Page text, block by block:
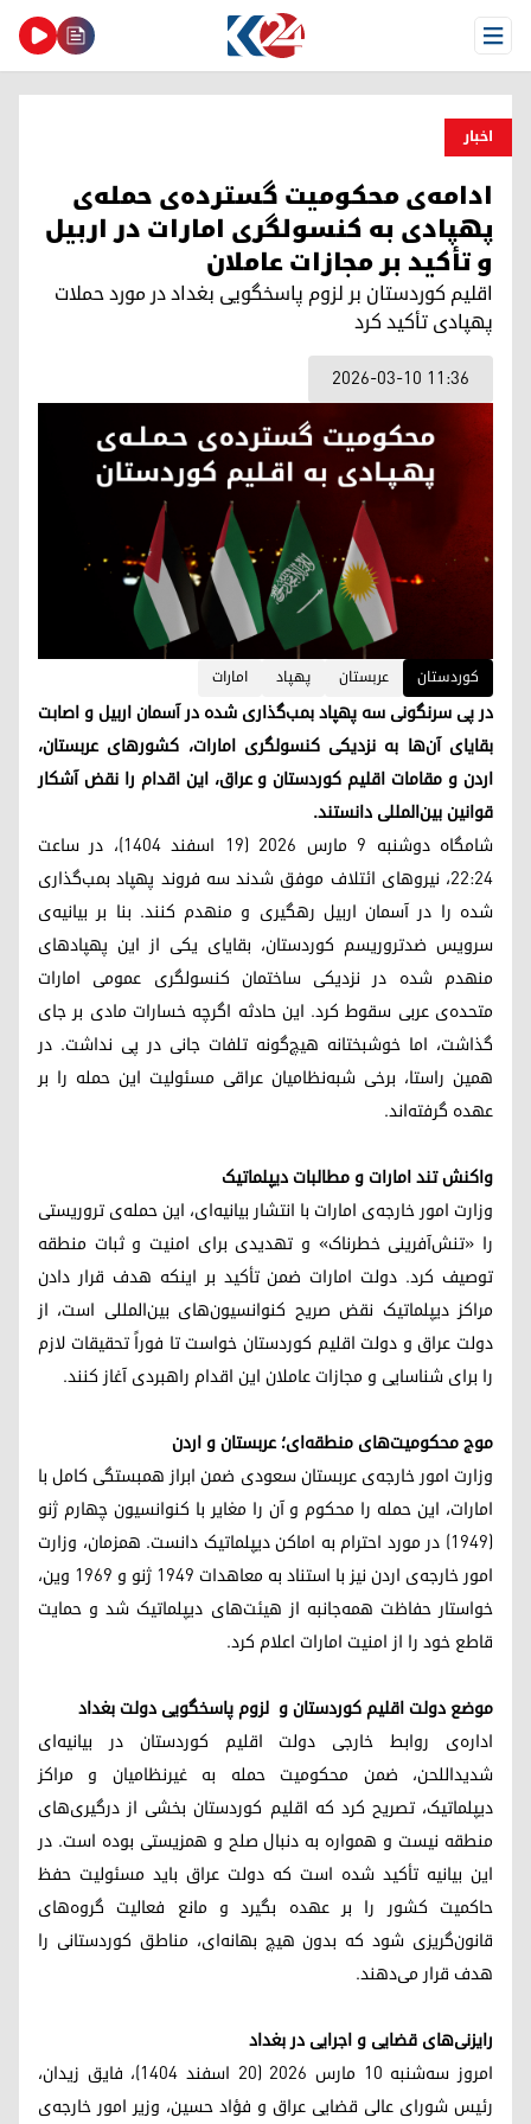
Open Menu
اخبار
ادامه‌ی محکومیت گسترده‌ی حمله‌ی
پهپادی به کنسولگری امارات در اربیل
و تأکید بر مجازات عاملان
اقلیم کوردستان بر لزوم پاسخگویی بغداد در مورد حملات
پهپادی تأکید کرد
2026-03-10 11:36
کوردستان عربستان پهپاد امارات
در پی سرنگونی سه پهپاد بمب‌گذاری شده در آسمان اربیل و اصابت
بقایای آن‌ها به نزدیکی کنسولگری امارات، کشورهای عربستان،
اردن و مقامات اقلیم کوردستان و عراق، این اقدام را نقض آشکار
قوانین بین‌المللی دانستند.
شامگاه دوشنبه ۹ مارس ۲۰۲۶ (۱۹ اسفند ۱۴۰۴)، در ساعت
۲۲:۲۴، نیروهای ائتلاف موفق شدند سه فروند پهپاد بمب‌گذاری
شده را در آسمان اربیل رهگیری و منهدم کنند. بنا بر بیانیه‌ی
سرویس ضدتروریسم کوردستان، بقایای یکی از این پهپادهای
منهدم شده در نزدیکی ساختمان کنسولگری عمومی امارات
متحده‌ی عربی سقوط کرد. این حادثه اگرچه خسارات مادی بر جای
گذاشت، اما خوشبختانه هیچ‌گونه تلفات جانی در پی نداشت. در
همین راستا، برخی شبه‌نظامیان عراقی مسئولیت این حمله را بر
عهده گرفته‌اند.
واکنش تند امارات و مطالبات دیپلماتیک
وزارت امور خارجه‌ی امارات با انتشار بیانیه‌ای، این حمله‌ی تروریستی
را «تنش‌آفرینی خطرناک» و تهدیدی برای امنیت و ثبات منطقه
توصیف کرد. دولت امارات ضمن تأکید بر اینکه هدف قرار دادن
مراکز دیپلماتیک نقض صریح کنوانسیون‌های بین‌المللی است، از
دولت عراق و دولت اقلیم کوردستان خواست تا فوراً تحقیقات لازم
را برای شناسایی و مجازات عاملان این اقدام راهبردی آغاز کنند.
موج محکومیت‌های منطقه‌ای؛ عربستان و اردن
وزارت امور خارجه‌ی عربستان سعودی ضمن ابراز همبستگی کامل با
امارات، این حمله را محکوم و آن را مغایر با کنوانسیون چهارم ژنو
(۱۹۴۹) در مورد احترام به اماکن دیپلماتیک دانست. همزمان، وزارت
امور خارجه‌ی اردن نیز با استناد به معاهدات ۱۹۴۹ ژنو و ۱۹۶۹ وین،
خواستار حفاظت همه‌جانبه از هیئت‌های دیپلماتیک شد و حمایت
قاطع خود را از امنیت امارات اعلام کرد.
موضع دولت اقلیم کوردستان و لزوم پاسخگویی دولت بغداد
اداره‌ی روابط خارجی دولت اقلیم کوردستان در بیانیه‌ای
شدیداللحن، ضمن محکومیت حمله به غیرنظامیان و مراکز
دیپلماتیک، تصریح کرد که اقلیم کوردستان بخشی از درگیری‌های
منطقه نیست و همواره به دنبال صلح و همزیستی بوده است. در
این بیانیه تأکید شده است که دولت عراق باید مسئولیت حفظ
حاکمیت کشور را بر عهده بگیرد و مانع فعالیت گروه‌های
قانون‌گریزی شود که بدون هیچ بهانه‌ای، مناطق کوردستانی را
هدف قرار می‌دهند.
رایزنی‌های قضایی و اجرایی در بغداد
امروز سه‌شنبه ۱۰ مارس ۲۰۲۶ (۲۰ اسفند ۱۴۰۴)، فایق زیدان،
رئیس شورای عالی قضایی عراق و فؤاد حسین، وزیر امور خارجه‌ی